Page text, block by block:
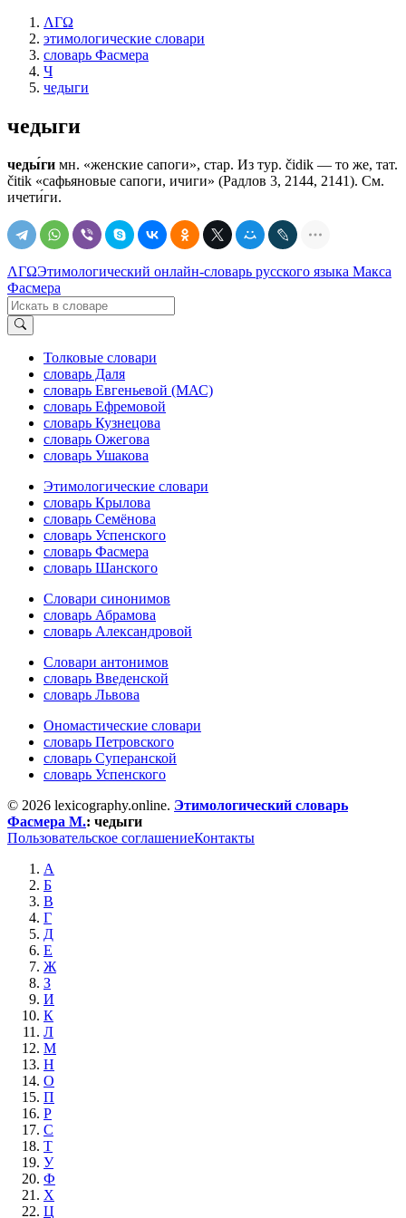
ΛΓΩ
этимологические словари
словарь Фасмера
Ч
чедыги
чедыги
чеды́ги мн. «женские сапоги», стар. Из тур. čidik — то же, тат.
čitik «сафьяновые сапоги, ичиги» (Радлов 3, 2144, 2141). См.
ичети́ги.
ΛΓΩЭтимологический онлайн-словарь русского языка Макса
Фасмера
Толковые словари
словарь Даля
словарь Евгеньевой (МАС)
словарь Ефремовой
словарь Кузнецова
словарь Ожегова
словарь Ушакова
Этимологические словари
словарь Крылова
словарь Семёнова
словарь Успенского
словарь Фасмера
словарь Шанского
Словари синонимов
словарь Абрамова
словарь Александровой
Словари антонимов
словарь Введенской
словарь Львова
Ономастические словари
словарь Петровского
словарь Суперанской
словарь Успенского
© 2026 lexicography.online. Этимологический словарь
Фасмера М.: чедыги
Пользовательское соглашениеКонтакты
А
Б
В
Г
Д
Е
Ж
З
И
К
Л
М
Н
О
П
Р
С
Т
У
Ф
Х
Ц